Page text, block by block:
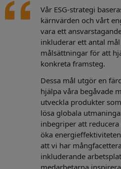
Vår ESG-strategi
kärnvärden och vårt
vara ett
inkluderar ett antal
målsättningar för att
konkreta framsteg.
Dessa mål utgör en
hjälpa våra begåvade
utveckla produkter
lösa globala
inbegriper att
öka
att vi har
inkluderande